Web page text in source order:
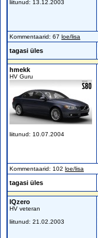
liitunud: 13.12.2003
Kommentaarid: 67 loe/lisa
tagasi üles
hmekk
HV Guru
liitunud: 10.07.2004
Kommentaarid: 102 loe/lisa
tagasi üles
IQzero
HV veteran
liitunud: 21.02.2003